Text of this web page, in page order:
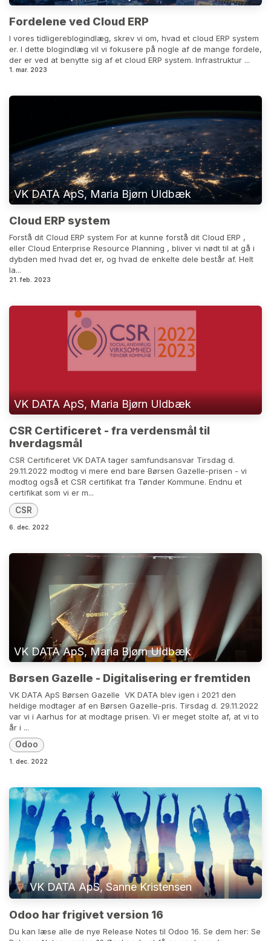
Fordelene ved Cloud ERP
I vores tidligereblogindlæg, skrev vi om, hvad et cloud ERP system
er. I dette blogindlæg vil vi fokusere på nogle af de mange fordele,
der er ved at benytte sig af et cloud ERP system. Infrastruktur ...
1. mar. 2023
VK DATA ApS, Maria Bjørn Uldbæk
Cloud ERP system
Forstå dit Cloud ERP system For at kunne forstå dit Cloud ERP ,
eller Cloud Enterprise Resource Planning , bliver vi nødt til at gå i
dybden med hvad det er, og hvad de enkelte dele består af. Helt
la...
21. feb. 2023
VK DATA ApS, Maria Bjørn Uldbæk
CSR Certificeret - fra verdensmål til
hverdagsmål
CSR Certificeret VK DATA tager samfundsansvar Tirsdag d.
29.11.2022 modtog vi mere end bare Børsen Gazelle-prisen - vi
modtog også et CSR certifikat fra Tønder Kommune. Endnu et
certifikat som vi er m...
CSR
6. dec. 2022
VK DATA ApS, Maria Bjørn Uldbæk
Børsen Gazelle - Digitalisering er fremtiden
VK DATA ApS Børsen Gazelle ​ VK DATA blev igen i 2021 den
heldige modtager af en Børsen Gazelle-pris. Tirsdag d. 29.11.2022
var vi i Aarhus for at modtage prisen. Vi er meget stolte af, at vi to
år i ...
Odoo
1. dec. 2022
VK DATA ApS, Sanne Kristensen
Odoo har frigivet version 16
Du kan læse alle de nye Release Notes til Odoo 16. Se dem her: Se